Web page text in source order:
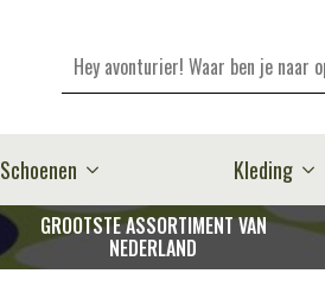
Zoeken
Schoenen Kleding
GROOTSTE ASSORTIMENT VAN
NEDERLAND